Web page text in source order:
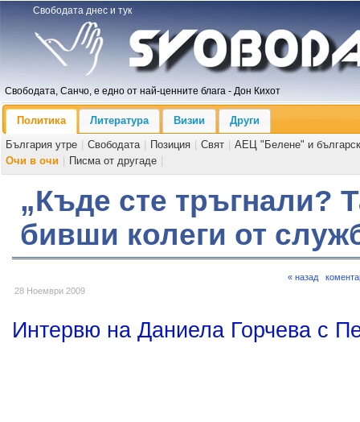
Свободата днес и тук
Свободата, Санчо, е едно от най-ценните блага - Дон Кихот
Политика Литература Визии
Други
България утре
Свободата Позиция Свят
АЕЦ "Белене" и
Очи в очи
Писма от другаде
„Къде сте тръгнали?
бивши колеги от
28 Ноември 2009
« назад
Интервю на Даниела Горчева с